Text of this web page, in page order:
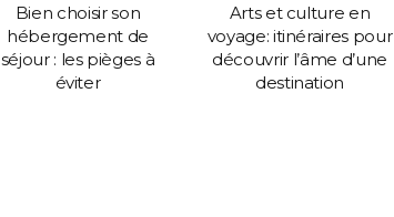
Bien choisir son
hébergement de
séjour : les pièges à
éviter
Arts et culture en
voyage: itinéraires pour
découvrir l’âme d’une
destination